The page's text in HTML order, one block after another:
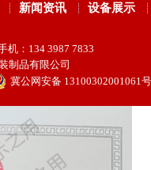
新闻资讯 设备展示
：134 3987 7833
制品有限公司
冀公网安备 13100302001061号